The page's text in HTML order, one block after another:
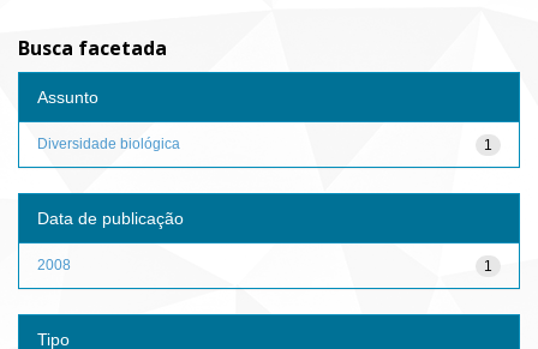
Busca facetada
Assunto
1
Diversidade biológica
Data de publicação
1
2008
Tipo